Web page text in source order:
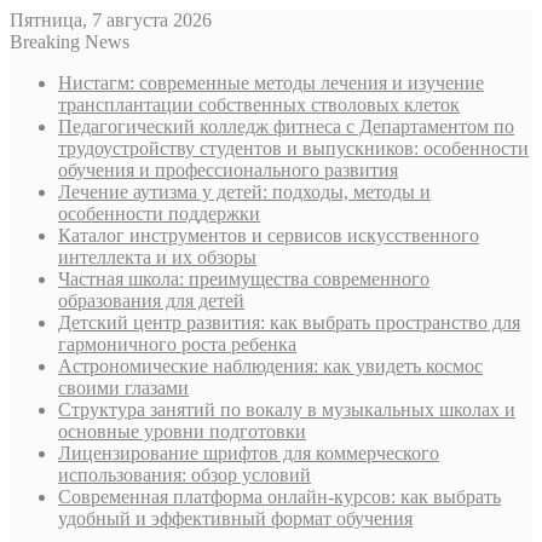
Пятница, 7 августа 2026
Breaking News
Нистагм: современные методы лечения и изучение
трансплантации собственных стволовых клеток
Педагогический колледж фитнеса с Департаментом по
трудоустройству студентов и выпускников: особенности
обучения и профессионального развития
Лечение аутизма у детей: подходы, методы и
особенности поддержки
Каталог инструментов и сервисов искусственного
интеллекта и их обзоры
Частная школа: преимущества современного
образования для детей
Детский центр развития: как выбрать пространство для
гармоничного роста ребенка
Астрономические наблюдения: как увидеть космос
своими глазами
Структура занятий по вокалу в музыкальных школах и
основные уровни подготовки
Лицензирование шрифтов для коммерческого
использования: обзор условий
Современная платформа онлайн-курсов: как выбрать
удобный и эффективный формат обучения